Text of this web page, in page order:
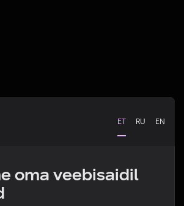
ET RU EN
oma veebisaidil